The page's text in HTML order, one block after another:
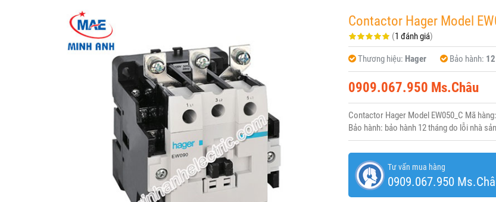
Contactor Hager Model
(1 đánh giá)
Thương hiệu: Hager Bảo hành:
0909.067.950 Ms.Châu
Contactor Hager Model EW050_C Mã
Bảo hành: bảo hành 12 tháng do lỗi nhà
Tư vấn mua hàng
0909.067.950